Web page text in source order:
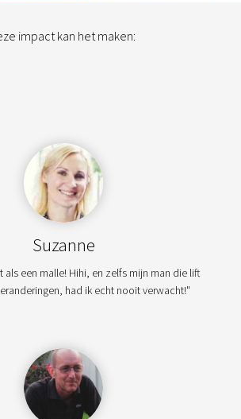
impact kan het maken:
Suzanne
als een malle! Hihi, en zelfs mijn man die lift
had ik echt nooit verwacht!"